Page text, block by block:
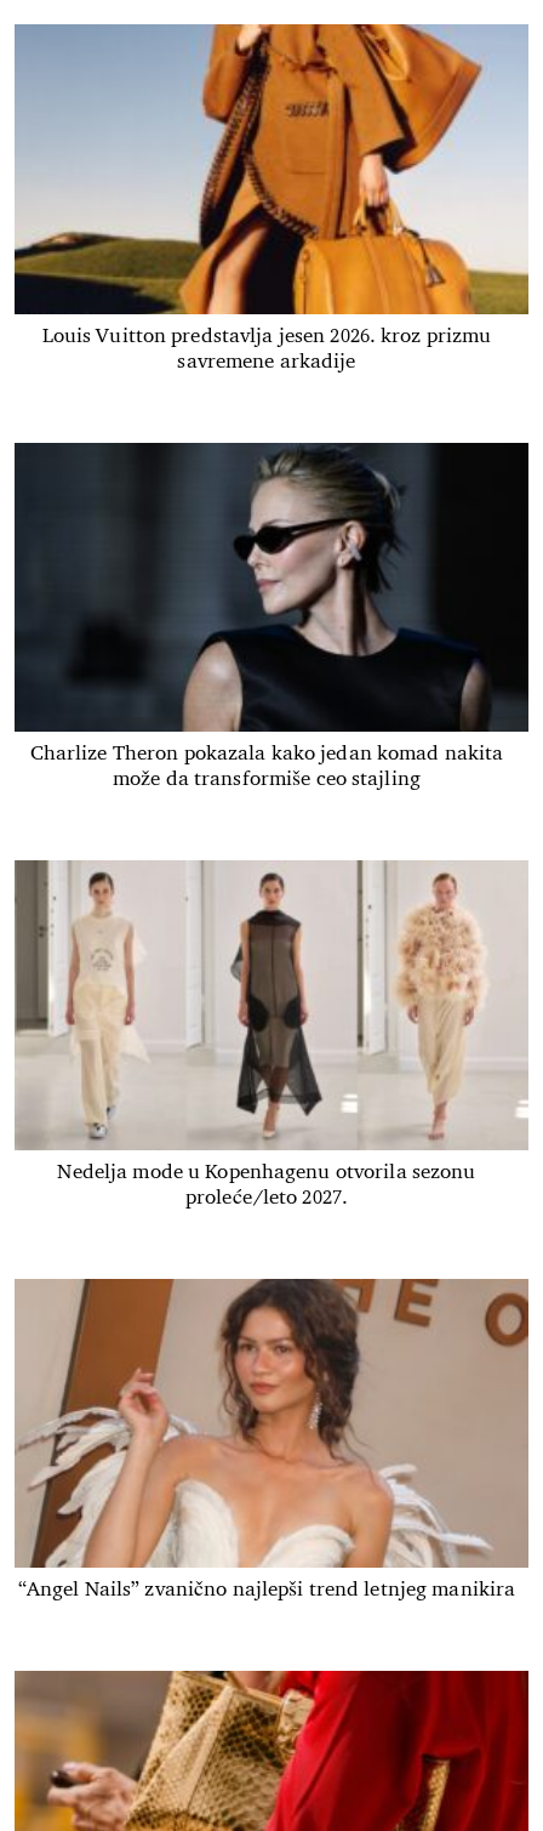
Louis Vuitton predstavlja jesen 2026. kroz prizmu
savremene arkadije
Charlize Theron pokazala kako jedan komad nakita
može da transformiše ceo stajling
Nedelja mode u Kopenhagenu otvorila sezonu
proleće/leto 2027.
“Angel Nails” zvanično najlepši trend letnjeg manikira